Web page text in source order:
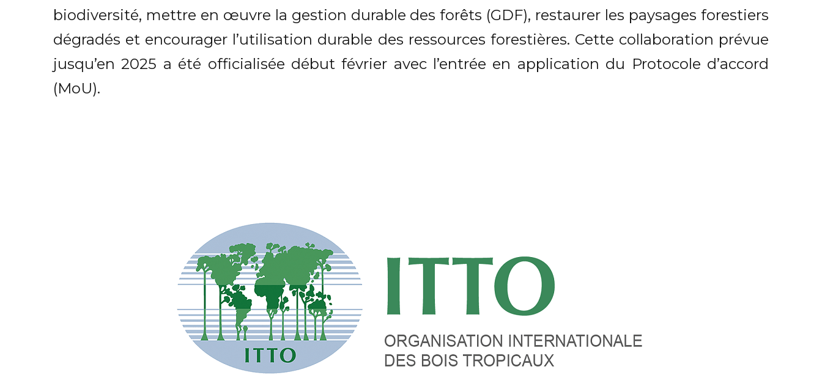
biodiversité, mettre en œuvre la gestion durable des forêts (GDF), restaurer les paysages forestiers
dégradés et encourager l’utilisation durable des ressources forestières. Cette collaboration prévue
jusqu’en 2025 a été officialisée début février avec l’entrée en application du Protocole d’accord
(MoU).